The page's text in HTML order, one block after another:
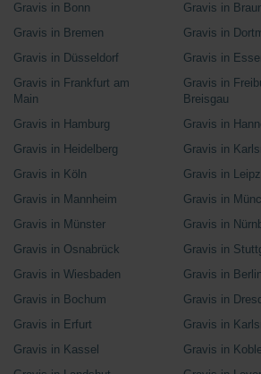
Gravis in Bonn
Gravis in
Gravis in Bremen
Gravis in
Gravis in Düsseldorf
Gravis in
Gravis in Frankfurt am
Main
Gravis in
Breisgau
Gravis in Hamburg
Gravis in
Gravis in Heidelberg
Gravis in
Gravis in Köln
Gravis in
Gravis in Mannheim
Gravis in
Gravis in Münster
Gravis in
Gravis in Osnabrück
Gravis in
Gravis in Wiesbaden
Gravis in Berlin
Gravis in Bochum
Gravis in
Gravis in Erfurt
Gravis in
Gravis in Kassel
Gravis in